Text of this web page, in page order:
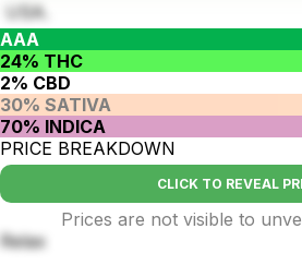
USA.
AAA
24% THC
2% CBD
30% SATIVA
70% INDICA
PRICE BREAKDOWN
CLICK TO REVEAL
Prices are not visible to
Relax